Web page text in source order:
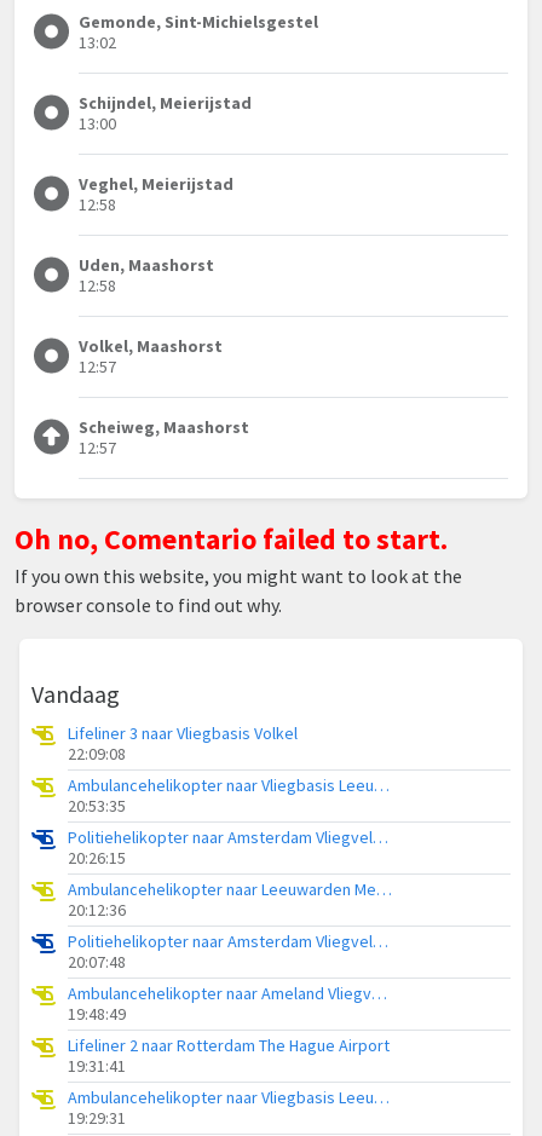
Gemonde, Sint-Michielsgestel
13:02
Schijndel, Meierijstad
13:00
Veghel, Meierijstad
12:58
Uden, Maashorst
12:58
Volkel, Maashorst
12:57
Scheiweg, Maashorst
12:57
Oh no, Comentario failed to start.
If you own this website, you might want to look at the
browser console to find out why.
Vandaag
Lifeliner 3 naar Vliegbasis Volkel
22:09:08
Ambulancehelikopter naar Vliegbasis Leeuwarden
20:53:35
Politiehelikopter naar Amsterdam Vliegveld Schiphol
20:26:15
Ambulancehelikopter naar Leeuwarden Medical Center Heliport
20:12:36
Politiehelikopter naar Amsterdam Vliegveld Schiphol
20:07:48
Ambulancehelikopter naar Ameland Vliegveld Ballum
19:48:49
Lifeliner 2 naar Rotterdam The Hague Airport
19:31:41
Ambulancehelikopter naar Vliegbasis Leeuwarden
19:29:31